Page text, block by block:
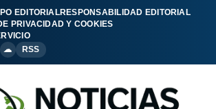
EDITORIALRESPONSABILIDAD EDITORIAL
PRIVACIDAD Y COOKIES
☁ RSS